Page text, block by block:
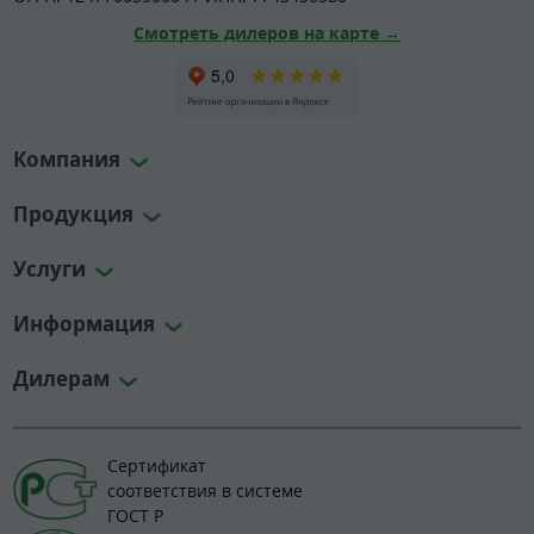
Смотреть дилеров на карте →
Компания
Продукция
Услуги
Информация
Дилерам
Сертификат
соответствия в системе
ГОСТ Р